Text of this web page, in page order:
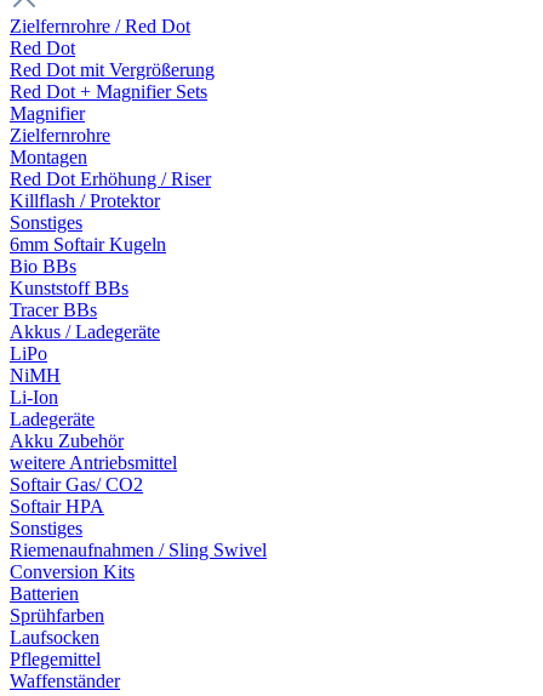
Zielfernrohre / Red Dot
Red Dot
Red Dot mit Vergrößerung
Red Dot + Magnifier Sets
Magnifier
Zielfernrohre
Montagen
Red Dot Erhöhung / Riser
Killflash / Protektor
Sonstiges
6mm Softair Kugeln
Bio BBs
Kunststoff BBs
Tracer BBs
Akkus / Ladegeräte
LiPo
NiMH
Li-Ion
Ladegeräte
Akku Zubehör
weitere Antriebsmittel
Softair Gas/ CO2
Softair HPA
Sonstiges
Riemenaufnahmen / Sling Swivel
Conversion Kits
Batterien
Sprühfarben
Laufsocken
Pflegemittel
Waffenständer